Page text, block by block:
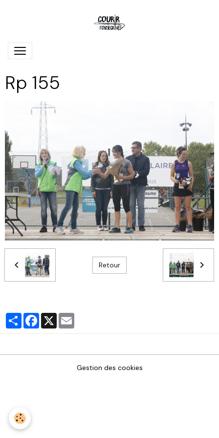
Rp 155
Retour
PartagerFacebook
X
Gestion des cookies